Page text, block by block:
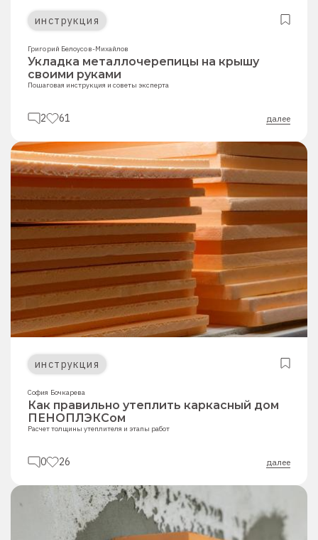
инструкция
Григорий Белоусов-Михайлов
Укладка металлочерепицы на крышу
своими руками
Пошаговая инструкция и советы эксперта
2 61 далее
инструкция
София Бочкарева
Как правильно утеплить каркасный дом
ПЕНОПЛЭКСом
Расчет толщины утеплителя и этапы работ
0 26 далее